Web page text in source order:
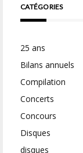
CATÉGORIES
25 ans
Bilans annuels
Compilation
Concerts
Concours
Disques
disques